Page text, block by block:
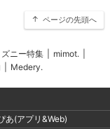
ページの先頭へ
ニー特集 mimot.
Medery.
あ(アプリ&Web)